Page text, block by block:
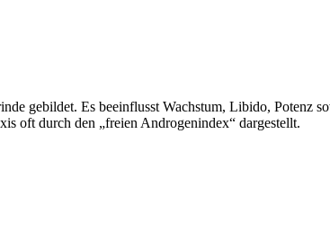
gebildet. Es beeinflusst Wachstum, Libido, Potenz
oft durch den „freien Androgenindex“ dargestellt.